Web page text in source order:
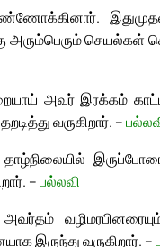
செயல்கள்
அவர் இரக்கம்
வருகிறார். –
–பல்லவி
அவர்தம்
இருந்து வருகிறார். –